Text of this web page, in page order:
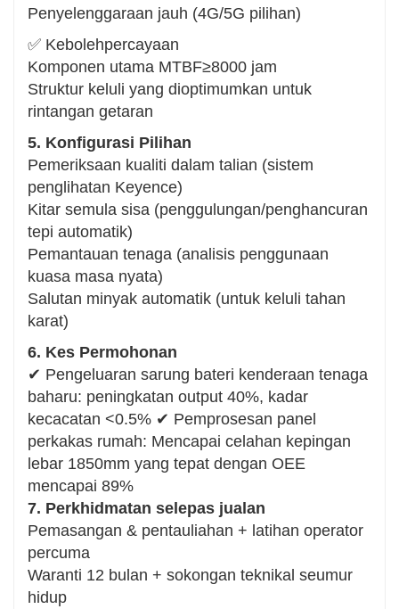
Penyelenggaraan jauh (4G/5G pilihan)
✅ Kebolehpercayaan
Komponen utama MTBF≥8000 jam
Struktur keluli yang dioptimumkan untuk
rintangan getaran
5. Konfigurasi Pilihan
Pemeriksaan kualiti dalam talian (sistem
penglihatan Keyence)
Kitar semula sisa (penggulungan/penghancuran
tepi automatik)
Pemantauan tenaga (analisis penggunaan
kuasa masa nyata)
Salutan minyak automatik (untuk keluli tahan
karat)
6. Kes Permohonan
✔ Pengeluaran sarung bateri kenderaan tenaga
baharu: peningkatan output 40%, kadar
kecacatan <0.5% ✔ Pemprosesan panel
perkakas rumah: Mencapai celahan kepingan
lebar 1850mm yang tepat dengan OEE
mencapai 89%
7. Perkhidmatan selepas jualan
Pemasangan & pentauliahan + latihan operator
percuma
Waranti 12 bulan + sokongan teknikal seumur
hidup